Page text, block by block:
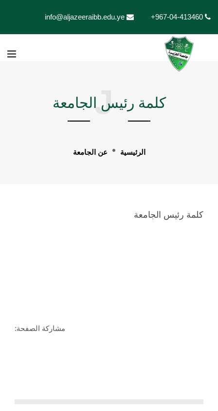
+967-04-413460
كلمة رئيس الجامعة
J
الرئيسية عن الجامعة
كلمة رئيس الجامعة
مشاركة الصفحة: